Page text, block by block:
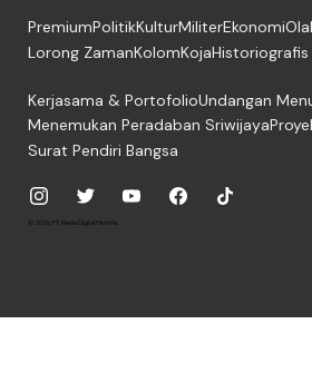
PremiumPolitikKulturMiliterEkonomi
Lorong ZamanKolomKojaHistoriografis
Kerjasama & PortofolioUndangan
Menemukan Peradaban Sriwijaya
Surat Pendiri Bangsa
© 2026, PT. Media Digital Historia.